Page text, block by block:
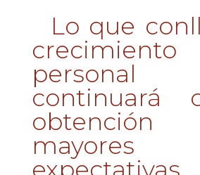
Lo que
crecimiento
continuará
mayores